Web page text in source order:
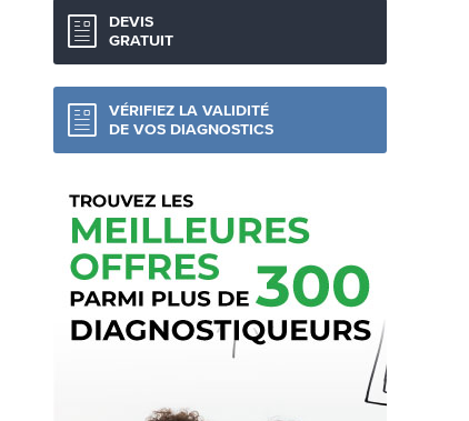
DEVIS
GRATUIT
VÉRIFIEZ LA VALIDITÉ
DE VOS DIAGNOSTICS